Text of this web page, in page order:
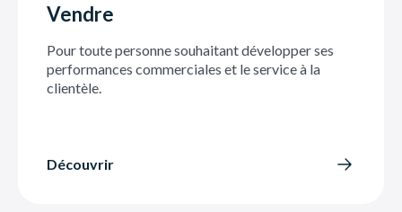
Vendre
Pour toute personne souhaitant développer ses
performances commerciales et le service à la
clientèle.
Découvrir